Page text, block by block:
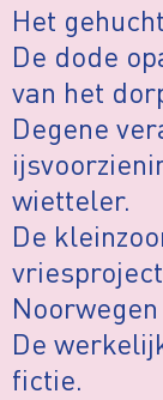
Het
De dode
van het
Degene
wietteler.
De
De
fictie.